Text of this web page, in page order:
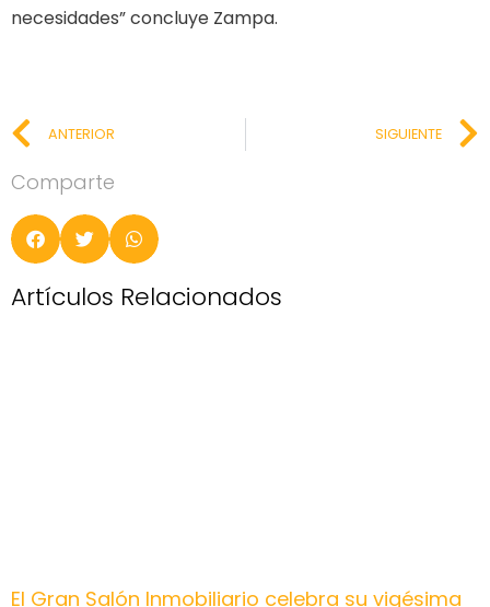
necesidades” concluye Zampa.
ANTERIOR SIGUIENTE
Comparte
Artículos Relacionados
El Gran Salón Inmobiliario celebra su vigésima